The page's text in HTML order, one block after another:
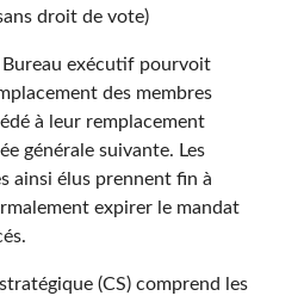
droit de vote)
Bureau exécutif pourvoit
des membres
à leur remplacement
générale suivante. Les
ainsi élus prennent fin à
expirer le mandat
(CS) comprend les